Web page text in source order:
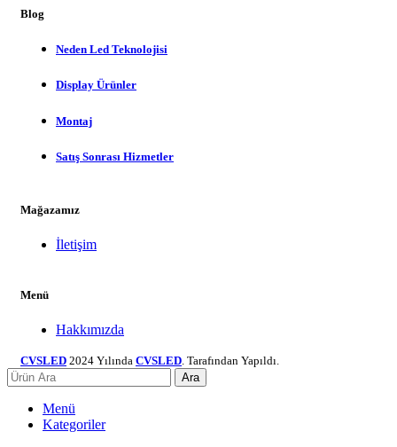
Blog
Neden Led Teknolojisi
Display Ürünler
Montaj
Satış Sonrası Hizmetler
Mağazamız
İletişim
Menü
Hakkımızda
CVSLED 2024 Yılında CVSLED . Tarafından Yapıldı.
Ara
Menü
Kategoriler